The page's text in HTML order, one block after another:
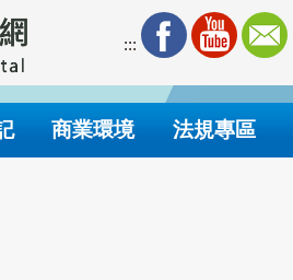
:::
商業環境 法規專區